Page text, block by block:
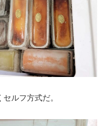
ルフ方式だ。